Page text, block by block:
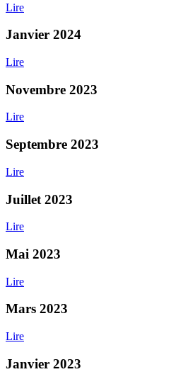
Lire
Janvier 2024
Lire
Novembre 2023
Lire
Septembre 2023
Lire
Juillet 2023
Lire
Mai 2023
Lire
Mars 2023
Lire
Janvier 2023